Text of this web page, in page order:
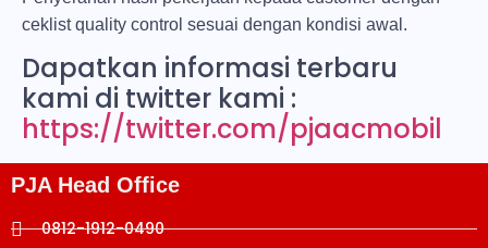
ceklist quality control sesuai dengan kondisi awal.
Dapatkan informasi terbaru
kami di twitter kami :
https://twitter.com/pjaacmobil
PJA Head Office
0812-1912-0490